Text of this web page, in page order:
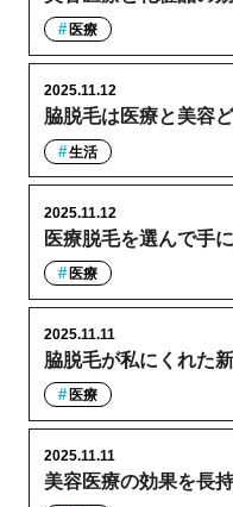
医療
脇脱毛は医療と美容
2025.11.12
生活
医療脱毛を選んで手
2025.11.12
医療
脇脱毛が私にくれた
2025.11.11
医療
美容医療の効果を長
2025.11.11